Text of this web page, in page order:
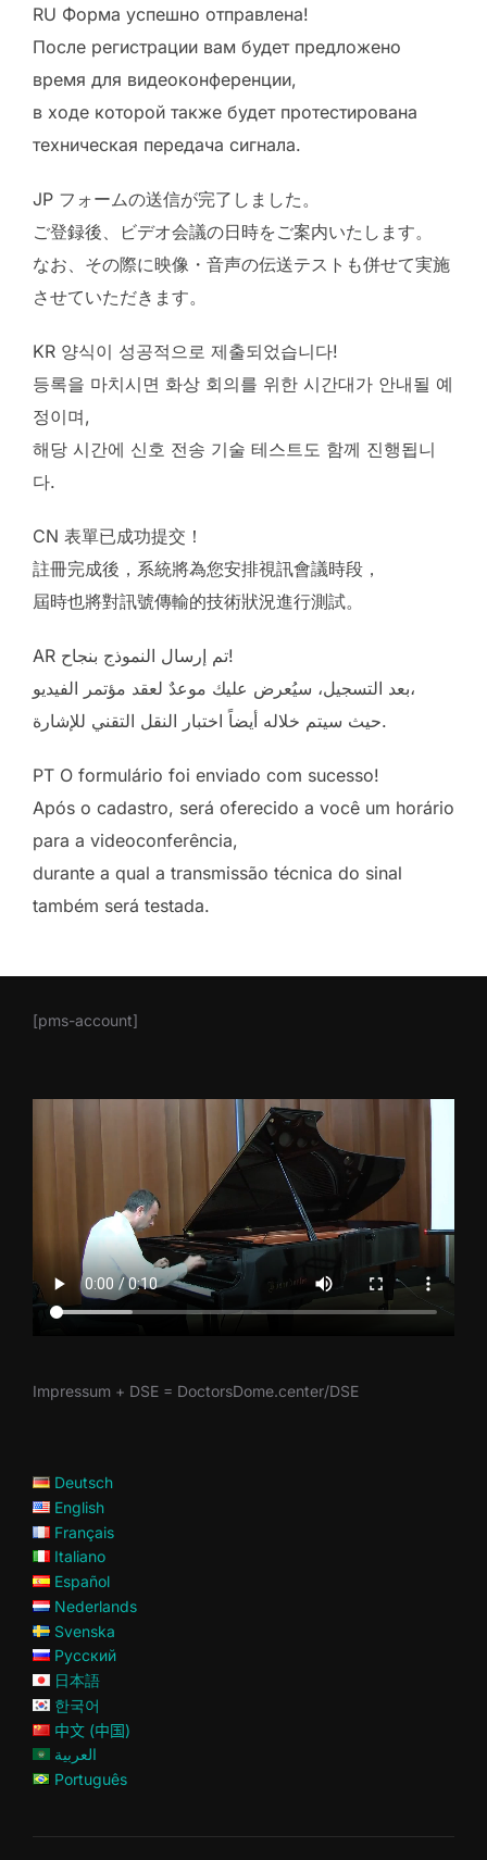
RU Форма успешно отправлена!
После регистрации вам будет предложено
время для видеоконференции,
в ходе которой также будет протестирована
техническая передача сигнала.
JP フォームの送信が完了しました。
ご登録後、ビデオ会議の日時をご案内いたします。
なお、その際に映像・音声の伝送テストも併せて実施
させていただきます。
KR 양식이 성공적으로 제출되었습니다!
등록을 마치시면 화상 회의를 위한 시간대가 안내될 예
정이며,
해당 시간에 신호 전송 기술 테스트도 함께 진행됩니
다.
CN 表單已成功提交！
註冊完成後，系統將為您安排視訊會議時段，
屆時也將對訊號傳輸的技術狀況進行測試。
AR تم إرسال النموذج بنجاح!
بعد التسجيل، سيُعرض عليك موعدٌ لعقد مؤتمر الفيديو،
حيث سيتم خلاله أيضاً اختبار النقل التقني للإشارة.
PT O formulário foi enviado com sucesso!
Após o cadastro, será oferecido a você um horário
para a videoconferência,
durante a qual a transmissão técnica do sinal
também será testada.
[pms-account]
Impressum + DSE = DoctorsDome.center/DSE
Deutsch
English
Français
Italiano
Español
Nederlands
Svenska
Русский
日本語
한국어
中文 (中国)
العربية
Português